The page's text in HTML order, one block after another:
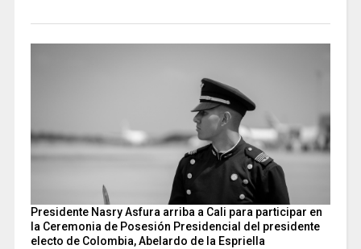
Presidente Nasry Asfura arriba a Cali para participar en
la Ceremonia de Posesión Presidencial del presidente
electo de Colombia, Abelardo de la Espriella